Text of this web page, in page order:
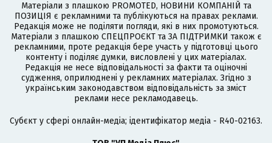
Матеріали з плашкою PROMOTED, НОВИНИ КОМПАНІЙ та
ПОЗИЦІЯ є рекламними та публікуються на правах реклами.
Редакція може не поділяти погляди, які в них промотуються.
Матеріали з плашкою СПЕЦПРОЄКТ та ЗА ПІДТРИМКИ також є
рекламними, проте редакція бере участь у підготовці цього
контенту і поділяє думки, висловлені у цих матеріалах.
Редакція не несе відповідальності за факти та оціночні
судження, оприлюднені у рекламних матеріалах. Згідно з
українським законодавством відповідальність за зміст
реклами несе рекламодавець.
Cубєкт у сфері онлайн-медіа; ідентифікатор медіа - R40-02163.